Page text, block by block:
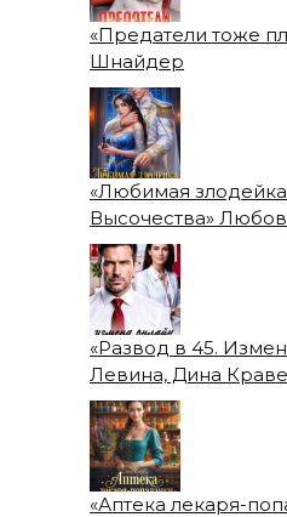
«Предатели тоже
Шнайдер
«Любимая
Высочества»
«Развод в 45.
Левина, Дина
«Аптека лекаря-